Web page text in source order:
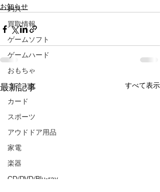
釣具
買取情報
ゲームソフト
ゲームハード
おもちゃ
コミック
カード
スポーツ
アウドドア用品
家電
楽器
CD/DVD/Blu-ray
お知らせ
最新記事 すべて表示